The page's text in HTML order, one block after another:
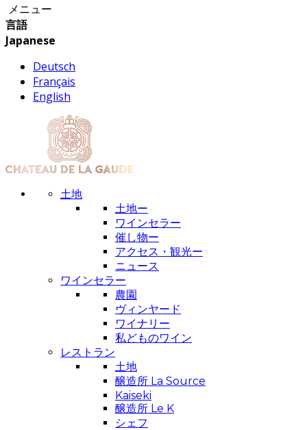
メニュー
言語
Japanese
Deutsch
Français
English
土地
土地ー
ワインセラー
催し物ー
アクセス・観光ー
ニュース
ワインセラー
農園
ヴィンヤード
ワイナリー
私どものワイン
レストラン
土地
醸造所 La Source
Kaiseki
醸造所 Le K
シェフ